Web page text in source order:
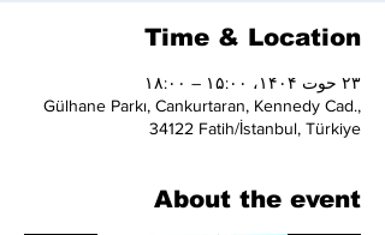
Time & Location
۲۳ حوت ۱۴۰۴، ۱۵:۰۰ – ۱۸:۰۰
Gülhane Parkı, Cankurtaran, Kennedy Cad.,
34122 Fatih/İstanbul, Türkiye
About the event